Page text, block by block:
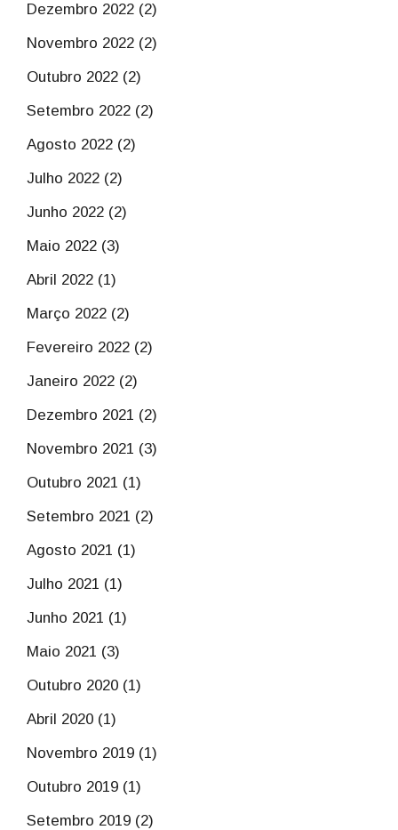
Dezembro 2022 (2)
Novembro 2022 (2)
Outubro 2022 (2)
Setembro 2022 (2)
Agosto 2022 (2)
Julho 2022 (2)
Junho 2022 (2)
Maio 2022 (3)
Abril 2022 (1)
Março 2022 (2)
Fevereiro 2022 (2)
Janeiro 2022 (2)
Dezembro 2021 (2)
Novembro 2021 (3)
Outubro 2021 (1)
Setembro 2021 (2)
Agosto 2021 (1)
Julho 2021 (1)
Junho 2021 (1)
Maio 2021 (3)
Outubro 2020 (1)
Abril 2020 (1)
Novembro 2019 (1)
Outubro 2019 (1)
Setembro 2019 (2)